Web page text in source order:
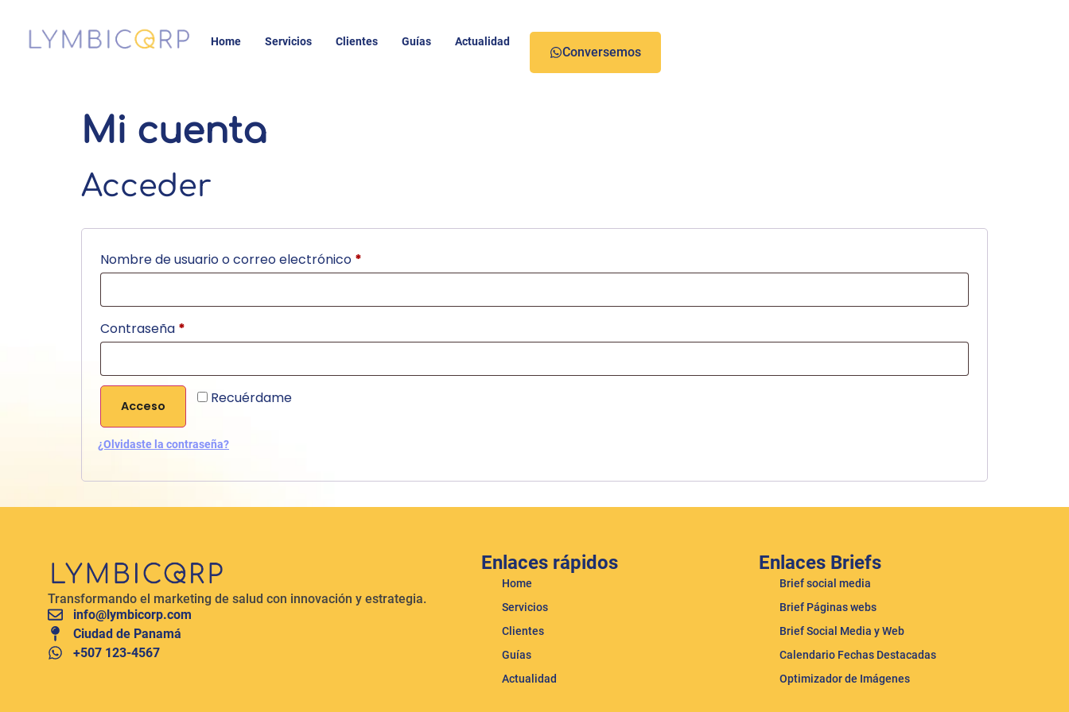
Home Servicios Clientes Guías Actualidad
Conversemos
Mi cuenta
Acceder
Nombre de usuario o correo electrónico *
Contraseña *
Recuérdame
Acceso
¿Olvidaste la contraseña?
Transformando el marketing de salud con innovación y estrategia.
info@lymbicorp.com
Ciudad de Panamá
+507 123-4567
Enlaces rápidos
Home
Servicios
Clientes
Guías
Actualidad
Enlaces Briefs
Brief social media
Brief Páginas webs
Brief Social Media y Web
Calendario Fechas Destacadas
Optimizador de Imágenes